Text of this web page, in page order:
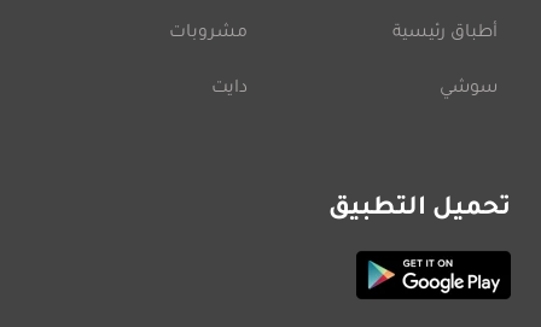
أطباق رئيسية
سوشي
مشروبات
دايت
تحميل التطبيق